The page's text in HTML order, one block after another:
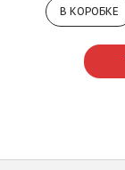
В КОРОБКЕ